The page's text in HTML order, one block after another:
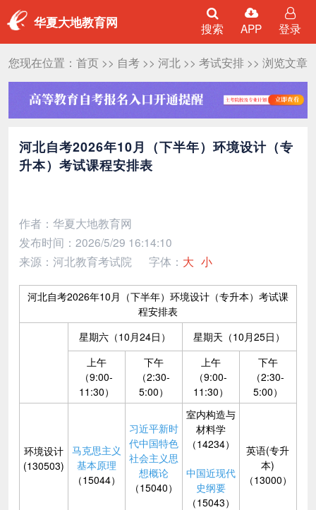
华夏大地教育网 搜索 APP 登录
您现在位置： 首页>> 自考>> 河北>> 考试安排>> 浏览文章
河北自考2026年10月（下半年）环境设计（专
升本）考试课程安排表
作者：华夏大地教育网
发布时间：2026/5/29 16:14:10
来源：河北教育考试院
字体： 大 小
河北自考2026年10月（下半年）环境设计（专升本）考试课
程安排表
星期六（10月24日）
星期天（10月25日）
上午
（9:00-
11:30）
下午
（2:30-
5:00）
上午
（9:00-
11:30）
下午
（2:30-
5:00）
环境设计
(130503)
马克思主义
基本原理
（15044）
习近平新时
代中国特色
社会主义思
想概论
（15040）
室内构造与
材料学
（14234）
中国近现代
史纲要
（15043）
英语(专升
本)
（13000）